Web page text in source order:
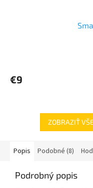
€9
ZOBRAZIŤ
Popis Podobné (8)
Podrobný popis